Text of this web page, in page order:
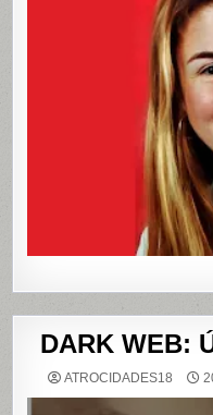
DARK WEB:
ATROCIDADES18